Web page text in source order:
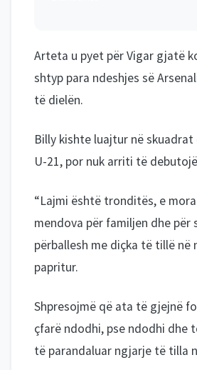
Arteta u pyet për Vigar gjatë
shtyp para ndeshjes së
të dielën.
Billy kishte luajtur në
U-21, por nuk arriti të
“Lajmi është tronditës, e
mendova për familjen dhe për
përballesh me diçka të tillë në
papritur.
Shpresojmë që ata të gjejnë
çfarë ndodhi, pse ndodhi dhe
të parandaluar ngjarje të tilla